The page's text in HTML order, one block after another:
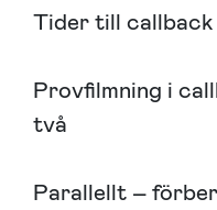
Tider till callback
Provfilmning i
två
Parallellt –